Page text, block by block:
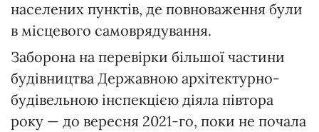
населених пунктів, де повноваження були
в місцевого самоврядування.
Заборона на перевірки більшої частини
будівництва Державною архітектурно-
будівельною інспекцією діяла півтора
року — до вересня 2021-го, поки не почала